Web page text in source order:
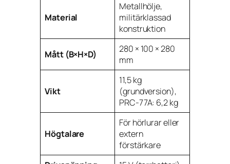
Material
Metallhölje,
militärklassad
konstruktion
Mått (B×H×D)
280 × 100 × 280
mm
Vikt
11,5 kg
(grundversion),
PRC-77A: 6,2 kg
Högtalare
För hörlurar eller
extern
förstärkare